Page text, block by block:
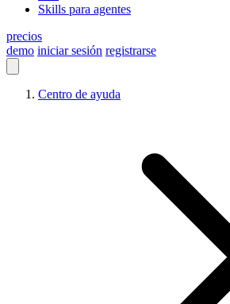
Skills para agentes
precios
demo iniciar sesión registrarse
Centro de ayuda